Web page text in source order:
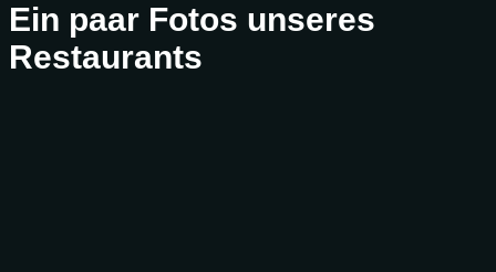
Ein paar Fotos unseres
Restaurants